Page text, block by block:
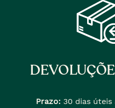
Prazo: 30 dias